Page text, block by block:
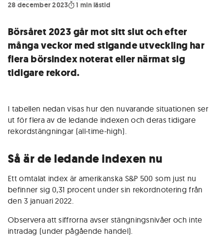
28 december 2023
1 min lästid
Börsåret 2023 går mot sitt slut och efter
många veckor med stigande utveckling har
flera börsindex noterat eller närmat sig
tidigare rekord.
I tabellen nedan visas hur den nuvarande situationen ser
ut för flera av de ledande indexen och deras tidigare
rekordstängningar (all-time-high).
Så är de ledande indexen nu
Ett omtalat index är amerikanska S&P 500 som just nu
befinner sig 0,31 procent under sin rekordnotering från
den 3 januari 2022.
Observera att siffrorna avser stängningsnivåer och inte
intradag (under pågående handel).